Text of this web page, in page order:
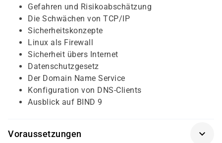
Gefahren und Risikoabschätzung
Die Schwächen von TCP/IP
Sicherheitskonzepte
Linux als Firewall
Sicherheit übers Internet
Datenschutzgesetz
Der Domain Name Service
Konfiguration von DNS-Clients
Ausblick auf BIND 9
Voraussetzungen